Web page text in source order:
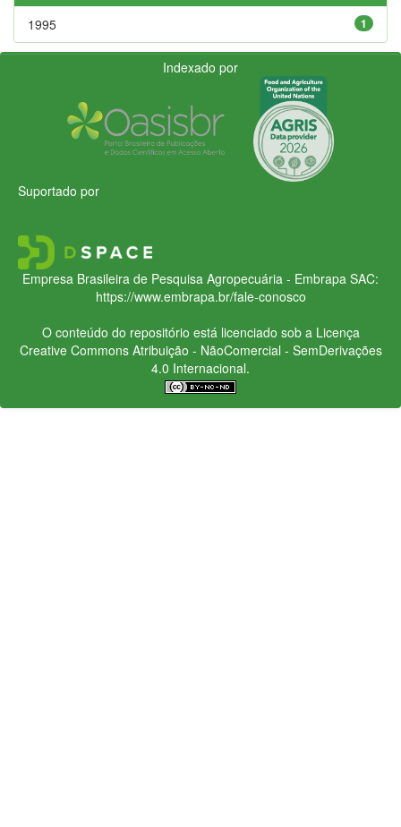
1
1995
Indexado por
Suportado por
Empresa Brasileira de Pesquisa Agropecuária - Embrapa SAC:
https://www.embrapa.br/fale-conosco
O conteúdo do repositório está licenciado sob a Licença
Creative CommonsAtribuição - NãoComercial - SemDerivações
4.0 Internacional.